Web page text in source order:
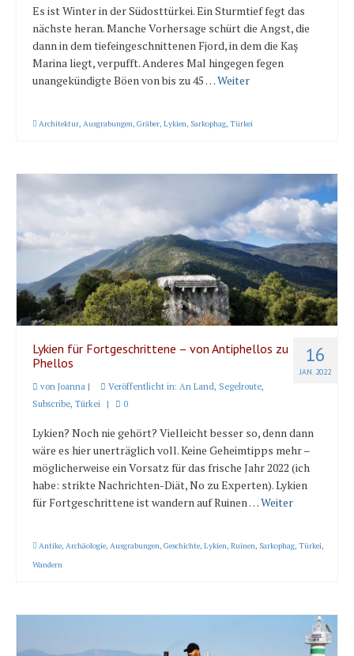
Es ist Winter in der Südosttürkei. Ein Sturmtief fegt das
nächste heran. Manche Vorhersage schürt die Angst, die
dann in dem tiefeingeschnittenen Fjord, in dem die Kaş
Marina liegt, verpufft. Anderes Mal hingegen fegen
unangekündigte Böen von bis zu 45 …Weiter
Architektur, Ausgrabungen, Gräber, Lykien, Sarkophag, Türkei
16
JAN. 2022
Lykien für Fortgeschrittene – von Antiphellos zu
Phellos
von Joanna | Veröffentlicht in: An Land, Segelroute,
Subscribe, Türkei | 0
Lykien? Noch nie gehört? Vielleicht besser so, denn dann
wäre es hier unerträglich voll. Keine Geheimtipps mehr –
möglicherweise ein Vorsatz für das frische Jahr 2022 (ich
habe: strikte Nachrichten-Diät, No zu Experten). Lykien
für Fortgeschrittene ist wandern auf Ruinen …Weiter
Antike, Archäologie, Ausgrabungen, Geschichte, Lykien, Ruinen, Sarkophag, Türkei,
Wandern